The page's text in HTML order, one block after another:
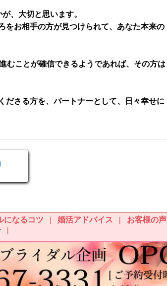
、大切と思います。
をお相手の方が見つけられて、あなた本来の
むことが確信できるようであれば、その方は
ださる方を、パートナーとして、日々幸せに
になるコツ 婚活アドバイス
お客様の声